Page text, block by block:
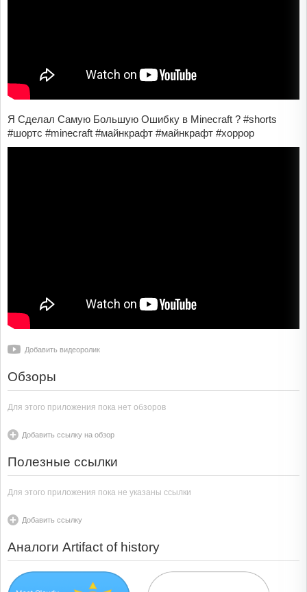
Я Сделал Самую Большую Ошибку в Minecraft ? #shorts
#шортс #minecraft #майнкрафт #майнкрафт #хоррор
Добавить видеоролик
Обзоры
Для этого приложения пока нет обзоров
Добавить ссылку на обзор
Полезные ссылки
Для этого приложения пока не указаны ссылки
Добавить ссылку
Аналоги Artifact of history